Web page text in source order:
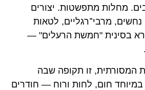
מחלות מתפשטות. יצורים
נחשים, מרבי־רגליים, לטאות
בסינית "חמשת הרעלים" —
המסורתית, זו תקופה שבה
במיוחד חום, לחות ורוח — חודרים